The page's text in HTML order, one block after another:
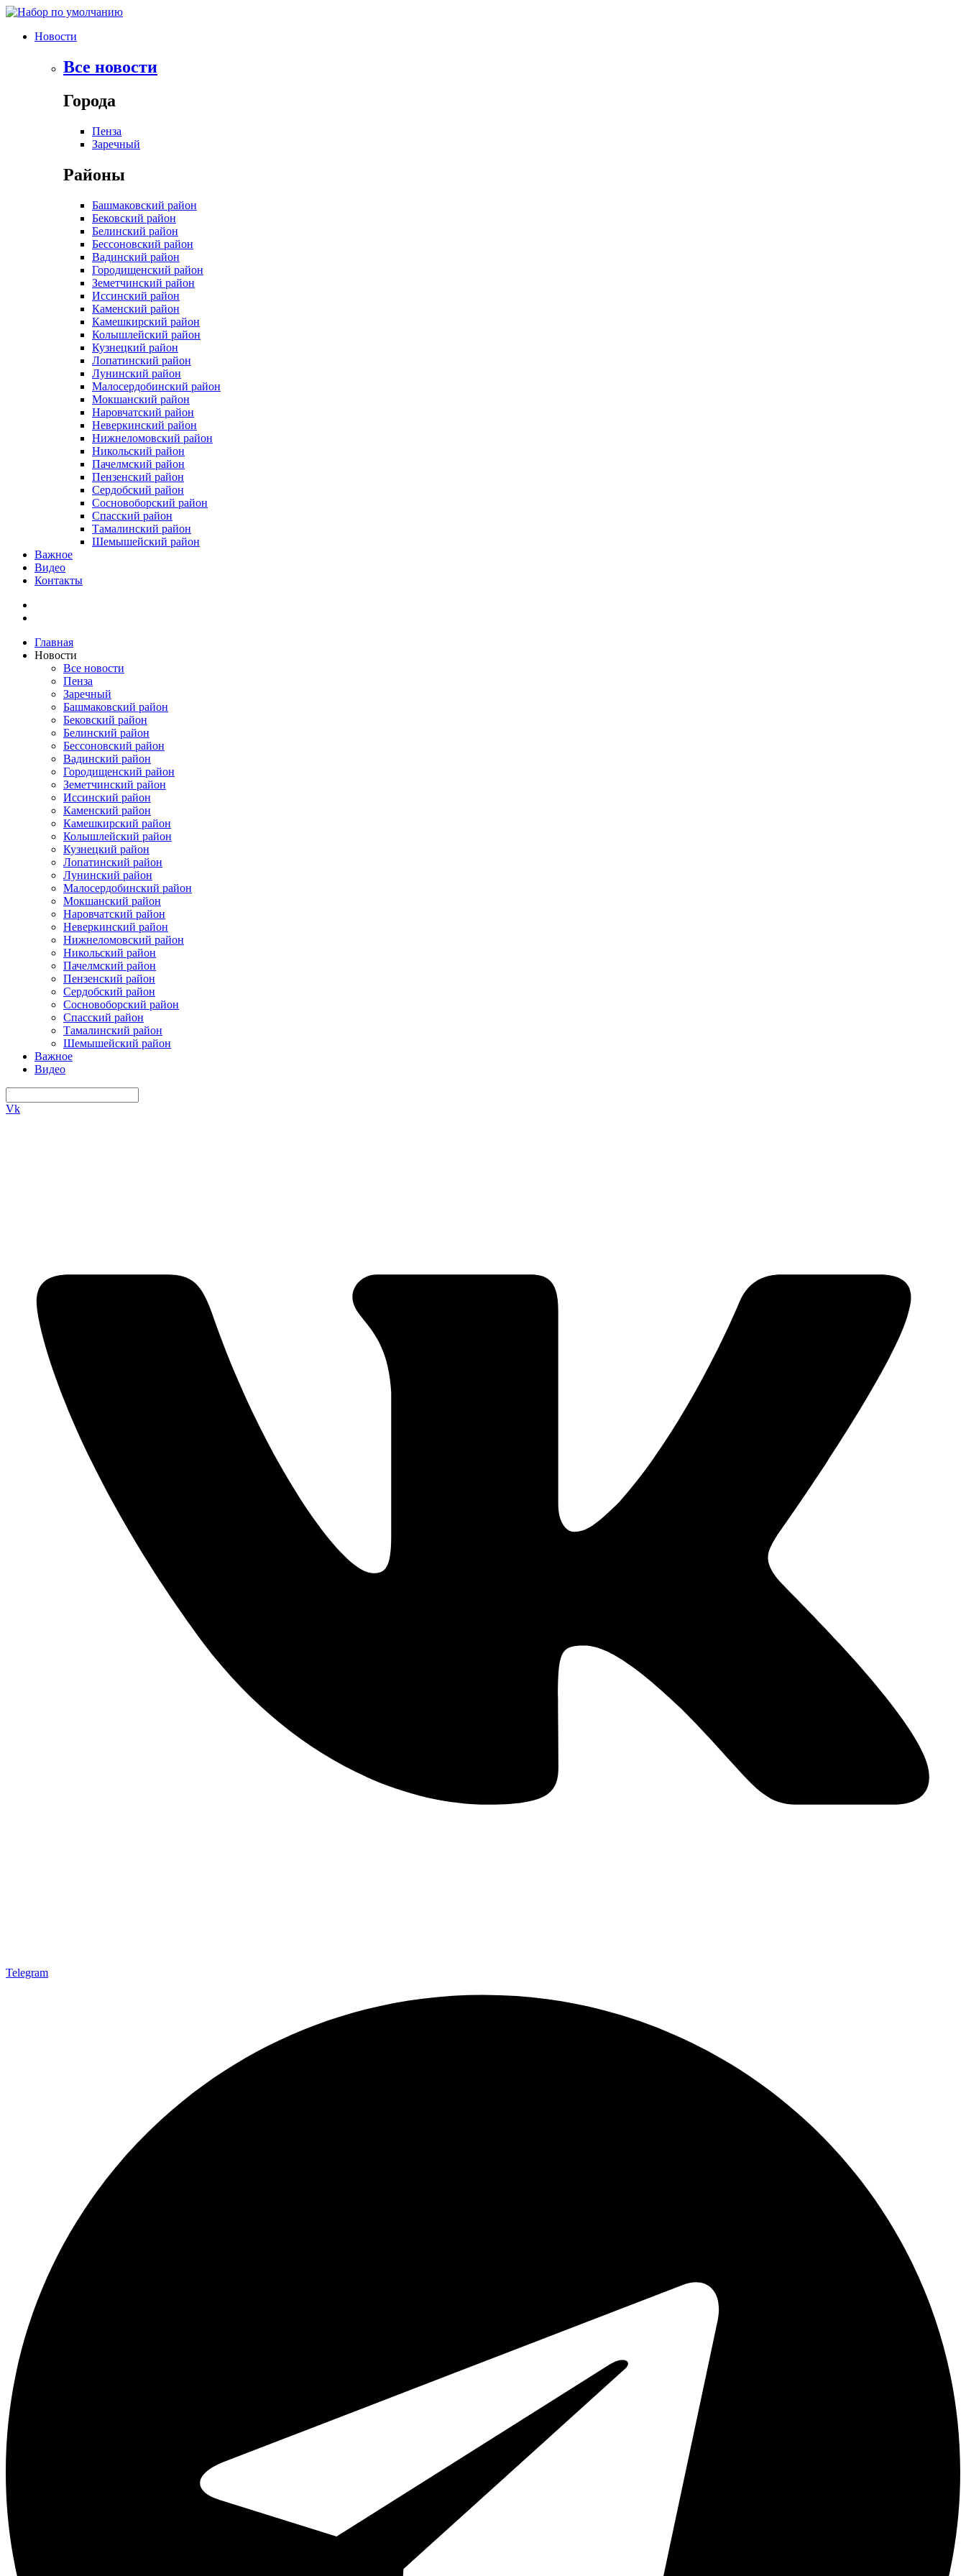
Перейти
содержимому
Новости
Все новости
Города
Пенза
Заречный
Районы
Башмаковский район
Бековский район
Белинский район
Бессоновский район
Вадинский район
Городищенский район
Земетчинский район
Иссинский район
Каменский район
Камешкирский район
Колышлейский район
Кузнецкий район
Лопатинский район
Лунинский район
Малосердобинский район
Мокшанский район
Наровчатский район
Неверкинский район
Нижнеломовский район
Никольский район
Пачелмский район
Пензенский район
Сердобский район
Сосновоборский район
Спасский район
Тамалинский район
Шемышейский район
Важное
Видео
Контакты
Главная
Новости
Все новости
Пенза
Заречный
Башмаковский район
Бековский район
Белинский район
Бессоновский район
Вадинский район
Городищенский район
Земетчинский район
Иссинский район
Каменский район
Камешкирский район
Колышлейский район
Кузнецкий район
Лопатинский район
Лунинский район
Малосердобинский район
Мокшанский район
Наровчатский район
Неверкинский район
Нижнеломовский район
Никольский район
Пачелмский район
Пензенский район
Сердобский район
Сосновоборский район
Спасский район
Тамалинский район
Шемышейский район
Важное
Видео
Vk
Telegram